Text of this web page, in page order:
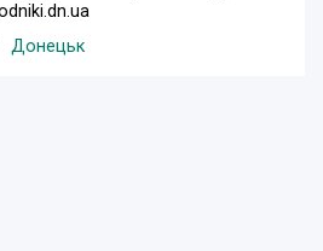
Донецьк